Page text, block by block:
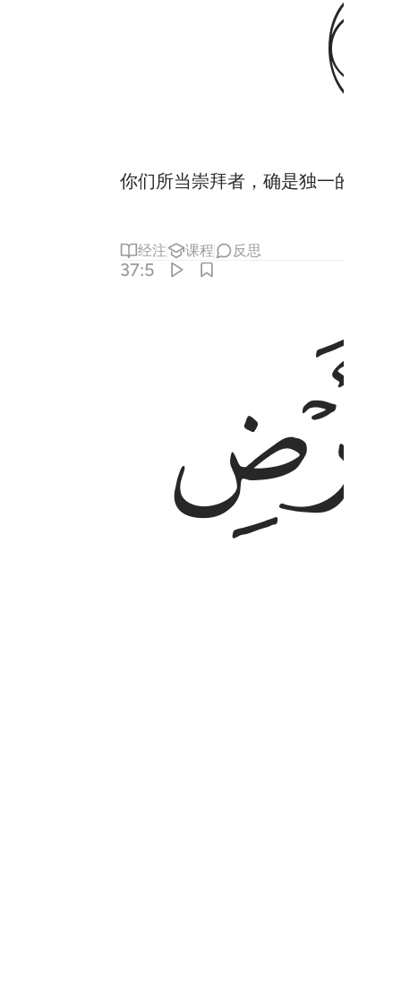
你们所当崇拜者，确是独一的，
经注 课程 反思
37:5